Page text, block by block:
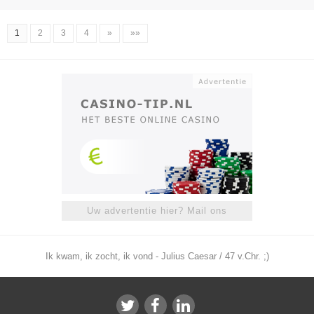
1 2 3 4 » »»
Uw advertentie hier? Mail ons
Ik kwam, ik zocht, ik vond - Julius Caesar / 47 v.Chr. ;)